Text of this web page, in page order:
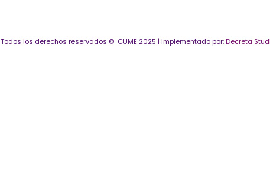
Todos los derechos reservados © CUME 2025 | Implementado por:Decreta